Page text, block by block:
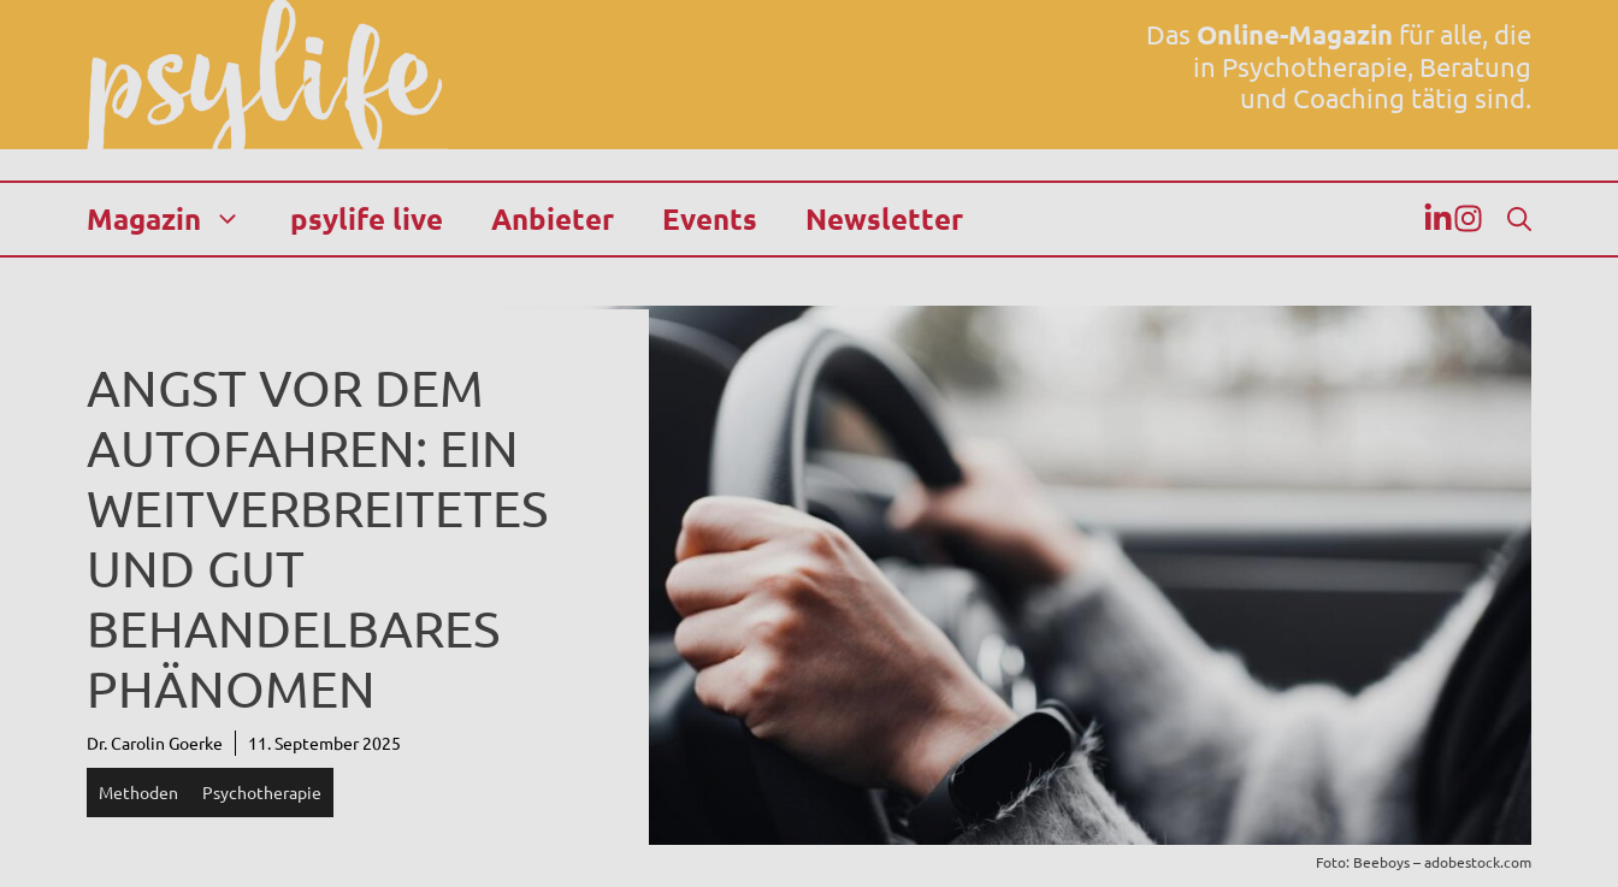
Das Online-Magazin für alle, die
in Psychotherapie, Beratung
und Coaching tätig sind.
Magazin psylife live Anbieter Events Newsletter
ANGST VOR DEM
AUTOFAHREN: EIN
WEITVERBREITETES
UND GUT
BEHANDELBARES
PHÄNOMEN
Dr. Carolin Goerke 11. September 2025
Methoden Psychotherapie
Foto: Beeboys – adobestock.com